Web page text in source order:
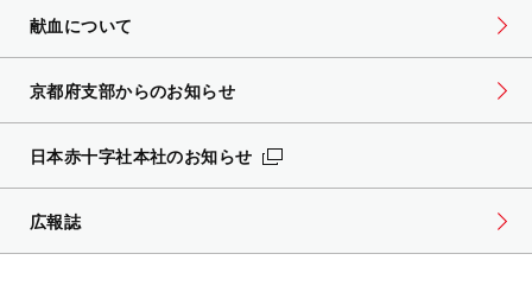
献血について
京都府支部からのお知らせ
日本赤十字社本社のお知らせ
広報誌